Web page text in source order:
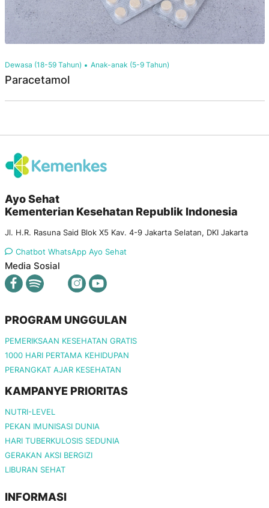
Dewasa (18-59 Tahun) Anak-anak (5-9 Tahun)
Paracetamol
Ayo Sehat
Kementerian Kesehatan Republik Indonesia
Jl. H.R. Rasuna Said Blok X5 Kav. 4-9 Jakarta Selatan, DKI Jakarta
Chatbot WhatsApp Ayo Sehat
Media Sosial
PROGRAM UNGGULAN
PEMERIKSAAN KESEHATAN GRATIS
1000 HARI PERTAMA KEHIDUPAN
PERANGKAT AJAR KESEHATAN
KAMPANYE PRIORITAS
NUTRI-LEVEL
PEKAN IMUNISASI DUNIA
HARI TUBERKULOSIS SEDUNIA
GERAKAN AKSI BERGIZI
LIBURAN SEHAT
INFORMASI